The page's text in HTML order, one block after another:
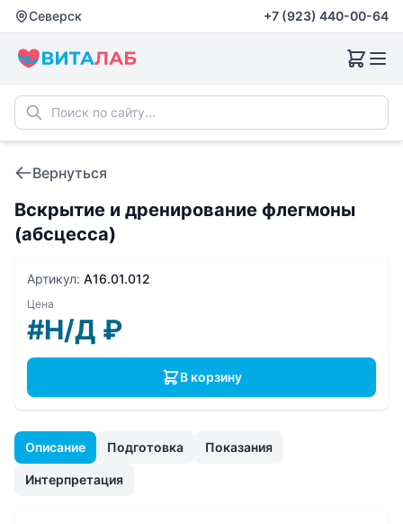
Северск +7 (923) 440-00-64
Вернуться
Вскрытие и дренирование флегмоны
(абсцесса)
Описание Подготовка Показания
Интерпретация
Артикул: A16.01.012
Цена
#Н/Д ₽
В корзину